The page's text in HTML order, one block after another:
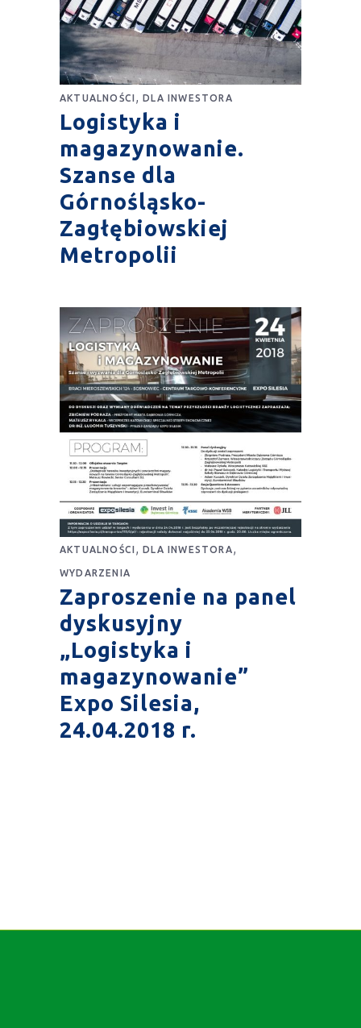
AKTUALNOŚCI ,DLA INWESTORA
Logistyka i
magazynowanie.
Szanse dla
Górnośląsko-
Zagłębiowskiej
Metropolii
AKTUALNOŚCI ,DLA INWESTORA,
WYDARZENIA
Zaproszenie na panel
dyskusyjny
„Logistyka i
magazynowanie”
Expo Silesia,
24.04.2018 r.